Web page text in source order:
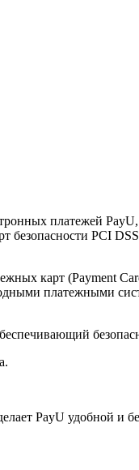
платежей
безопасности PCI
карт (Payment
платежными
PayU удобной и